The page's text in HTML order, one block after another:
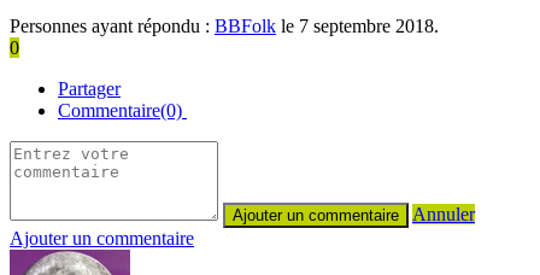
Personnes ayant répondu : BBFolk le 7 septembre 2018.
0
Partager
Commentaire(0)
Annuler
Ajouter un commentaire